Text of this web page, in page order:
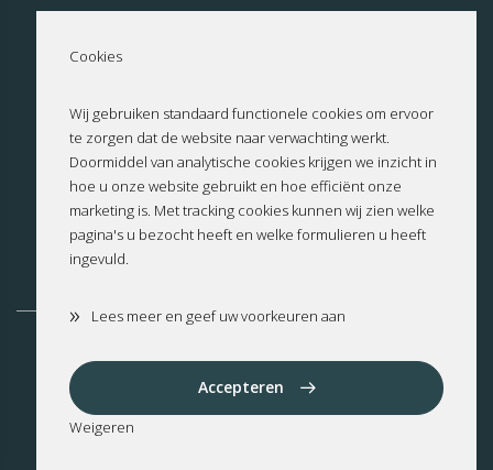
Contact
Privacyverklaring
Cumbre del Sol
Jalon
Jávea Moraira
Cookies
Wij gebruiken standaard functionele cookies om ervoor
te zorgen dat de website naar verwachting werkt.
Doormiddel van analytische cookies krijgen we inzicht in
hoe u onze website gebruikt en hoe efficiënt onze
marketing is. Met tracking cookies kunnen wij zien welke
pagina's u bezocht heeft en welke formulieren u heeft
ingevuld.
» Lees meer en geef uw voorkeuren aan
Accepteren
Weigeren